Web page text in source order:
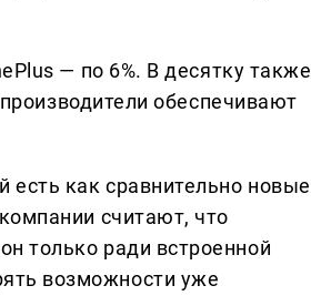
— по 6%. В десятку также
обеспечивают
есть как сравнительно новые
считают, что
только ради встроенной
возможности уже